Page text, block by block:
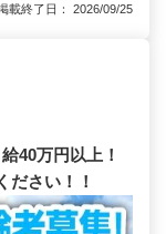
終了日： 2026/09/25
40万円以上！
ださい！！